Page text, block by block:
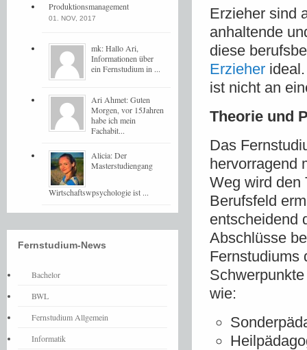
Erzieher sind
anhaltende
diese
Erzieher
ist nicht an
Theorie und
Das
hervorragend
Weg wird den
Berufsfeld
entscheidend
Abschlüsse
Fernstudiums
wie:
Produktionsmanagement
01. NOV, 2017
mk: Hallo Ari,
Informationen über
ein Fernstudium in ...
Ari Ahmet: Guten
Morgen, vor 15Jahren
habe ich mein
Fachabit...
Alicia: Der
Masterstudiengang
Wirtschaftswpsychologie ist ...
Fernstudium-News
Bachelor
BWL
Fernstudium Allgemein
Informatik